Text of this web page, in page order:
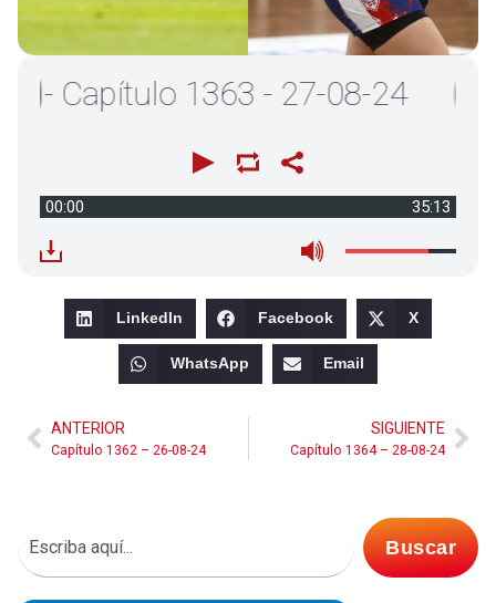
1363 - 27-08-24
00:00 35:13
LinkedIn Facebook X
WhatsApp Email
ANTERIOR
Capítulo 1362 – 26-08-24
SIGUIENTE
Capítulo 1364 – 28-08-24
Buscar